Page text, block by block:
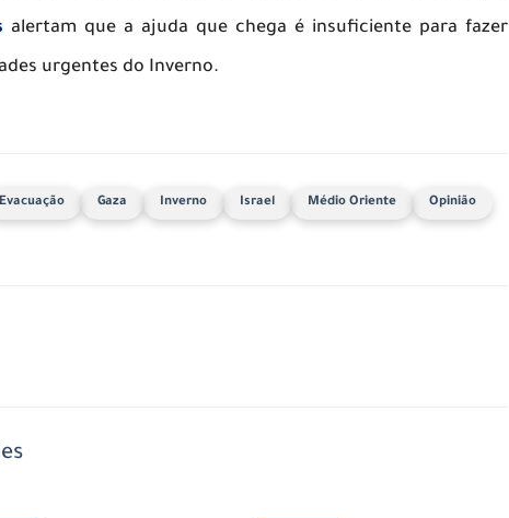
alertam que a ajuda que chega é insuficiente para fazer
urgentes do Inverno.
Evacuação Gaza Inverno Israel Médio Oriente Opinião